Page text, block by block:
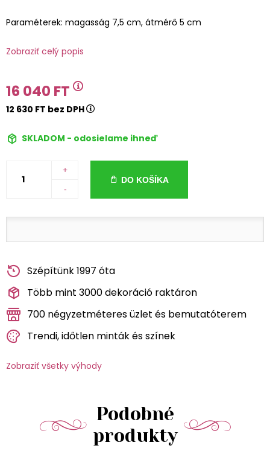
Paraméterek: magasság 7,5 cm, átmérő 5 cm
Zobraziť celý popis
16 040 FT
12 630 FT bez DPH
SKLADOM - odosielame ihneď
+
-
DO KOŠÍKA
Szépítünk 1997 óta
Több mint 3000 dekoráció raktáron
700 négyzetméteres üzlet és bemutatóterem
Trendi, időtlen minták és színek
Zobraziť všetky výhody
Podobné
produkty